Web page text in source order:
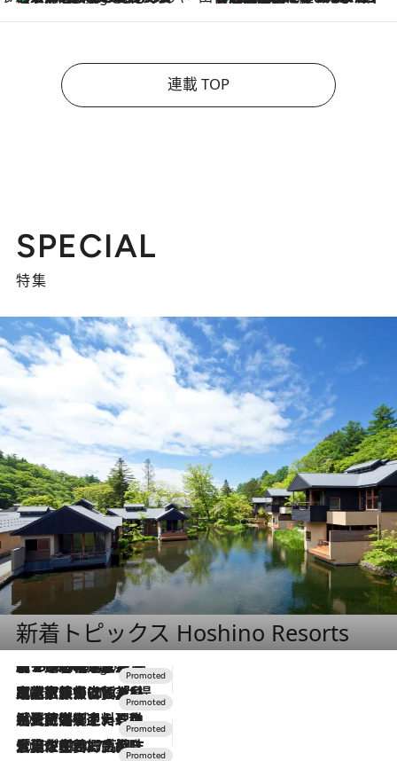
連載 TOP
SPECIAL
特集
新着トピックス Hoshino Resorts
5 Hours Ago
【トンボの足水浴】ヒノキの香りに包まれて涼感マックス！約13℃の湧水かけ流しを避暑地「星野温泉 トンボの湯」で体験
2026.7.31
【ホテル帰省】という選択肢をOMOが提案。家族とほどよい距離を保つには「昼は実家、夜は気兼ねなくホテルで！」
2026.7.24
【夏限定ディナーコース】旬を迎える稚鮎や花ズッキーニなどをイタリア・トスカーナの郷土料理の手法で満喫！
2026.7.17
「土佐和ハーブかき氷」がOMO7高知に登場！生姜、山椒、大葉など目にも舌にも涼を呼ぶ郷土の味